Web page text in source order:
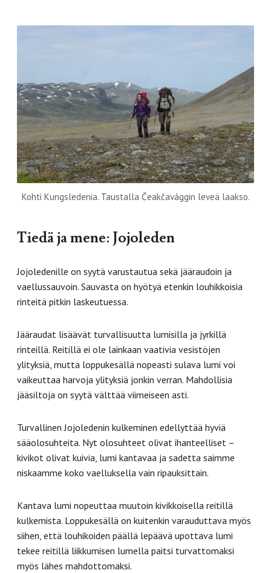
Kohti Kungsledenia. Taustalla Čeakčavággin leveä laakso.
Tiedä ja mene: Jojoleden
Jojoledenille on syytä varustautua sekä jääraudoin ja
vaellussauvoin. Sauvasta on hyötyä etenkin louhikkoisia
rinteitä pitkin laskeutuessa.
Jääraudat lisäävät turvallisuutta lumisilla ja jyrkillä
rinteillä. Reitillä ei ole lainkaan vaativia vesistöjen
ylityksiä, mutta loppukesällä nopeasti sulava lumi voi
vaikeuttaa harvoja ylityksiä jonkin verran. Mahdollisia
jääsiltoja on syytä välttää viimeiseen asti.
Turvallinen Jojoledenin kulkeminen edellyttää hyviä
sääolosuhteita. Nyt olosuhteet olivat ihanteelliset –
kivikot olivat kuivia, lumi kantavaa ja sadetta saimme
niskaamme koko vaelluksella vain ripauksittain.
Kantava lumi nopeuttaa muutoin kivikkoisella reitillä
kulkemista. Loppukesällä on kuitenkin varauduttava myös
siihen, että louhikoiden päällä lepäävä upottava lumi
tekee reitillä liikkumisen lumella paitsi turvattomaksi
myös lähes mahdottomaksi.